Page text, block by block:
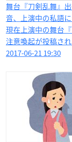
舞台『刀剣乱舞』
音、上演中の私語
現在上演中の舞台
注意喚起が投稿さ
2017-06-21 19:30